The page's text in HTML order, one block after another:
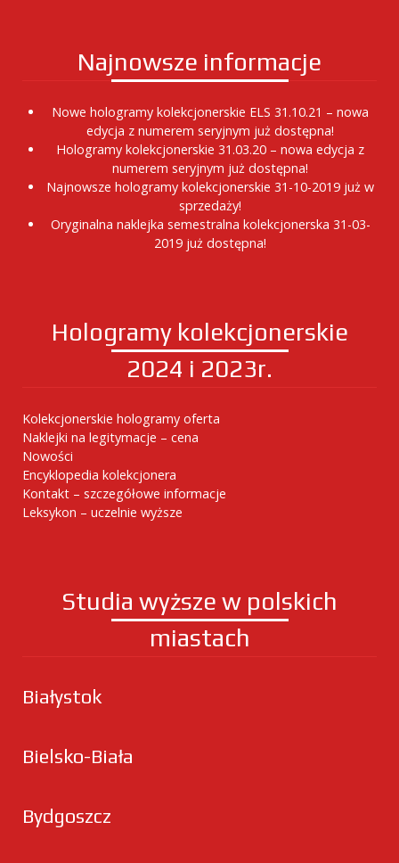
Najnowsze informacje
Nowe hologramy kolekcjonerskie ELS 31.10.21 – nowa
edycja z numerem seryjnym już dostępna!
Hologramy kolekcjonerskie 31.03.20 – nowa edycja z
numerem seryjnym już dostępna!
Najnowsze hologramy kolekcjonerskie 31-10-2019 już w
sprzedaży!
Oryginalna naklejka semestralna kolekcjonerska 31-03-
2019 już dostępna!
Hologramy kolekcjonerskie
2024 i 2023r.
Kolekcjonerskie hologramy oferta
Naklejki na legitymacje – cena
Nowości
Encyklopedia kolekcjonera
Kontakt – szczegółowe informacje
Leksykon – uczelnie wyższe
Studia wyższe w polskich
miastach
Białystok
Bielsko-Biała
Bydgoszcz